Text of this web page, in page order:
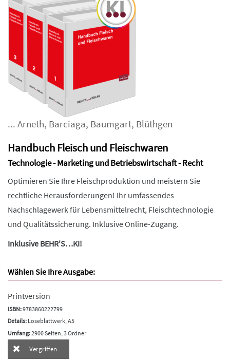
... Arneth, Barciaga, Baumgart, Blüthgen
Handbuch Fleisch und Fleischwaren
Technologie - Marketing und Betriebswirtschaft - Recht
Optimieren Sie Ihre Fleischproduktion und meistern Sie
rechtliche Herausforderungen! Ihr umfassendes
Nachschlagewerk für Lebensmittelrecht, Fleischtechnologie
und Qualitätssicherung. Inklusive Online-Zugang.
Inklusive BEHR'S…KI!
Wählen Sie Ihre Ausgabe:
Printversion
ISBN:9783860222799
Details: Loseblattwerk, A5
Umfang:2900 Seiten, 3 Ordner
Vergriffen